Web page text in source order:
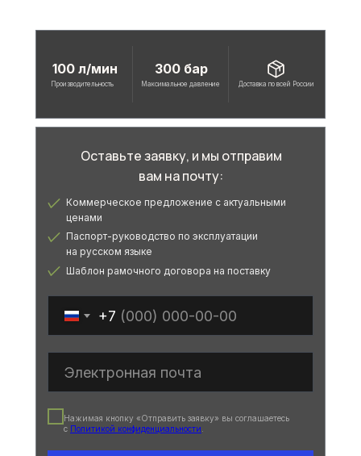
100 л/мин
Производительность
300 бар
Максимальное давление Доставка по всей России
Коммерческое предложение с актуальными
ценами
Паспорт-руководство по эксплуатации
на русском языке
Шаблон рамочного договора на поставку
+7
Нажимая кнопку «Отправить заявку» вы соглашаетесь
с Политикой конфиденциальности.
Оставьте заявку, и мы отправим
вам на почту: